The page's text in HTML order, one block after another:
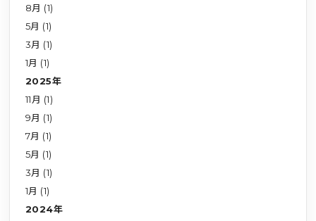
8月 (1)
5月 (1)
3月 (1)
1月 (1)
2025年
11月 (1)
9月 (1)
7月 (1)
5月 (1)
3月 (1)
1月 (1)
2024年